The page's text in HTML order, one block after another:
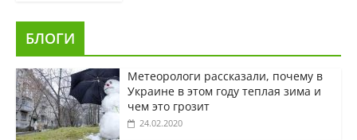
БЛОГИ
Метеорологи рассказали, почему в
Украине в этом году теплая зима и
чем это грозит
24.02.2020